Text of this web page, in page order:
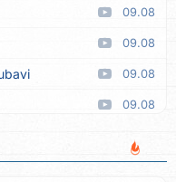
09.08
09.08
09.08
09.08
drugoj dati 09.08